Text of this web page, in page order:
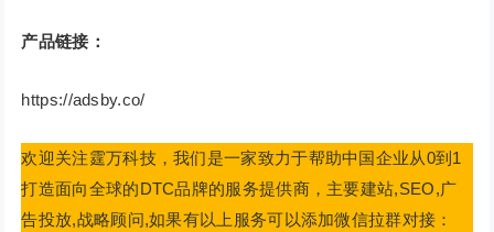
产品链接：
https://adsby.co/
欢迎关注霆万科技，我们是一家致力于帮助中国企业从0到1
打造面向全球的DTC品牌的服务提供商，主要建站,SEO,广
告投放,战略顾问,如果有以上服务可以添加微信拉群对接：